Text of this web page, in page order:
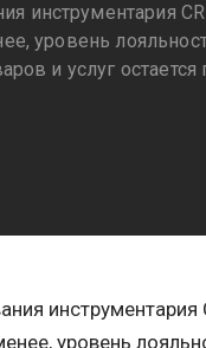
инструментария
уровень
и услуг
инструментария
уровень